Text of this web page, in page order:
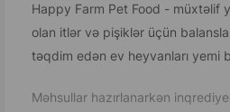
Happy Farm Pet Food - müxtəlif
olan itlər və pişiklər üçün
təqdim edən ev heyvanları yemi
Məhsullar hazırlanarkən